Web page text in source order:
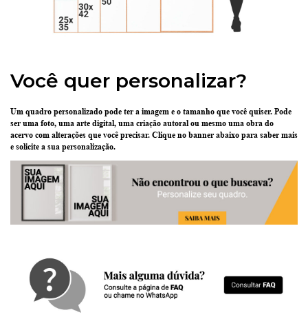
Você quer personalizar?
Um quadro personalizado pode ter a imagem e o tamanho que você quiser. Pode
ser uma foto, uma arte digital, uma criação autoral ou mesmo uma obra do
acervo com alterações que você precisar. Clique no banner abaixo para saber mais
e solicite a sua personalização.